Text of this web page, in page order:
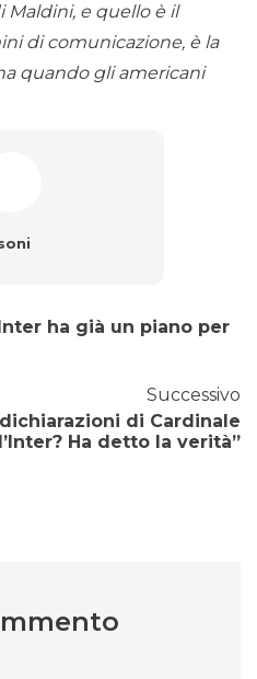
Maldini, e quello è il
di comunicazione, è la
quando gli americani
ha già un piano per
Successivo
di Cardinale
Ha detto la verità”